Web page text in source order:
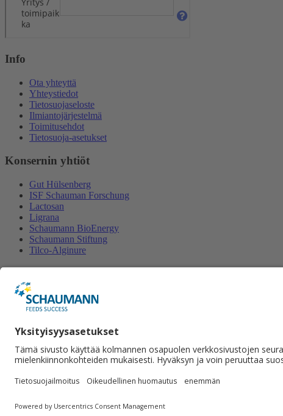
Info
Ota yhteyttä
Yhteystiedot
Tietosuojaseloste
Ilmiantojärjestelmä
Toimitusehdot
Tietosuoja-asetukset
Konsernin yhtiöt
Gut Hülsenberg
ISF Schauman Forschung
Lactosan
Ligrana
Schaumann BioEnergy
Schaumann Stiftung
Tilco-Alginure
Schaumann Finland Oy
Satulasepänkatu 12
+358 50 462 2877
Sosiaalinen media